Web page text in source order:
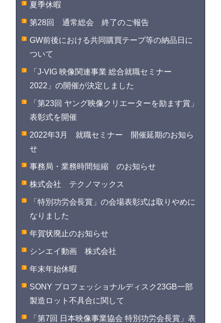
夏季休暇
第28回 通常総会 終了のご報告
GW前後における共同購買テープ等の納品日に
ついて
「J-VIG 映像関連事業 総合就職セミナー
2022」の開催が決定しました
「第23回 ヤング映像クリエーターを励ます賞」
表彰式を開催
2022年3月 就職セミナー 開催延期のお知ら
せ
事務局・業務時間短縮 のお知らせ
株式会社 テクノマックス
「特別功労会長賞」の会場表彰式は取りやめに
なりました
年賀状廃止のお知らせ
シンエイ動画 株式会社
年末年始休暇
SONY プロフェッショナルディスク23GB一部
製造ロット不具合に関して
「第7回 日本映像事業協会 特別功労会長賞」表